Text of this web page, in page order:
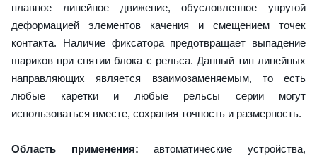
плавное линейное движение, обусловленное упругой
деформацией элементов качения и смещением точек
контакта. Наличие фиксатора предотвращает выпадение
шариков при снятии блока с рельса. Данный тип линейных
направляющих является взаимозаменяемым, то есть
любые каретки и любые рельсы серии могут
использоваться вместе, сохраняя точность и размерность.
Область применения: автоматические устройства,